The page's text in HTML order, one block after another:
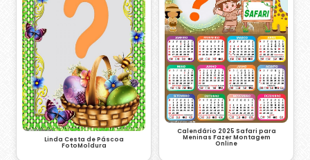
Linda Cesta de Páscoa
FotoMoldura
Calendário 2025 Safari para
Meninas Fazer Montagem
Online